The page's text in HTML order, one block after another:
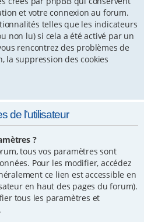
et votre connexion au forum.
telles que les indicateurs
non lu) si cela a été activé par un
rencontrez des problèmes de
la suppression des cookies
de l’utilisateur
?
tous vos paramètres sont
Pour les modifier, accédez
ce lien est accessible en
en haut des pages du forum).
tous les paramètres et